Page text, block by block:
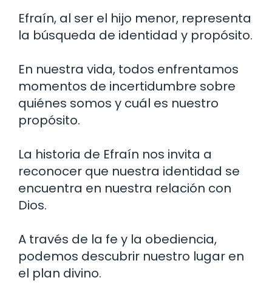
Efraín, al ser el hijo menor, representa
la búsqueda de identidad y propósito.
En nuestra vida, todos enfrentamos
momentos de incertidumbre sobre
quiénes somos y cuál es nuestro
propósito.
La historia de Efraín nos invita a
reconocer que nuestra identidad se
encuentra en nuestra relación con
Dios.
A través de la fe y la obediencia,
podemos descubrir nuestro lugar en
el plan divino.